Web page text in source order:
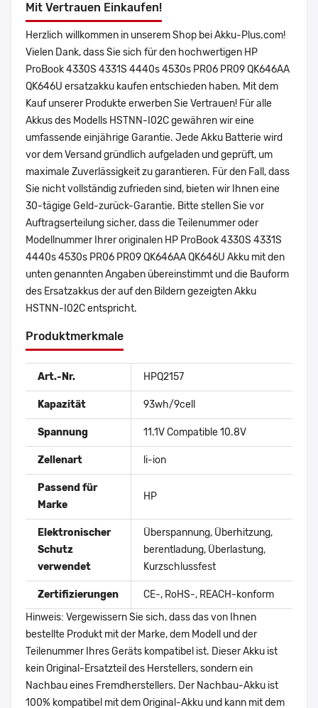
Mit Vertrauen Einkaufen!
Herzlich willkommen in unserem Shop bei Akku-Plus.com!
Vielen Dank, dass Sie sich für den hochwertigen HP
ProBook 4330S 4331S 4440s 4530s PR06 PR09 QK646AA
QK646U ersatzakku kaufen entschieden haben. Mit dem
Kauf unserer Produkte erwerben Sie Vertrauen! Für alle
Akkus des Modells HSTNN-I02C gewähren wir eine
umfassende einjährige Garantie. Jede Akku Batterie wird
vor dem Versand gründlich aufgeladen und geprüft, um
maximale Zuverlässigkeit zu garantieren. Für den Fall, dass
Sie nicht vollständig zufrieden sind, bieten wir Ihnen eine
30-tägige Geld-zurück-Garantie. Bitte stellen Sie vor
Auftragserteilung sicher, dass die Teilenummer oder
Modellnummer Ihrer originalen HP ProBook 4330S 4331S
4440s 4530s PR06 PR09 QK646AA QK646U Akku mit den
unten genannten Angaben übereinstimmt und die Bauform
des Ersatzakkus der auf den Bildern gezeigten Akku
HSTNN-I02C entspricht.
Produktmerkmale
Art.-Nr. HPQ2157
Kapazität 93wh/9cell
Spannung 11.1V Compatible 10.8V
Zellenart li-ion
Passend für
Marke
HP
Elektronischer
Schutz
verwendet
Überspannung, Überhitzung,
berentladung, Überlastung,
Kurzschlussfest
Zertifizierungen
CE-, RoHS-, REACH-konform
Hinweis: Vergewissern Sie sich, dass das von Ihnen
bestellte Produkt mit der Marke, dem Modell und der
Teilenummer Ihres Geräts kompatibel ist. Dieser Akku ist
kein Original-Ersatzteil des Herstellers, sondern ein
Nachbau eines Fremdherstellers. Der Nachbau-Akku ist
100% kompatibel mit dem Original-Akku und kann mit dem